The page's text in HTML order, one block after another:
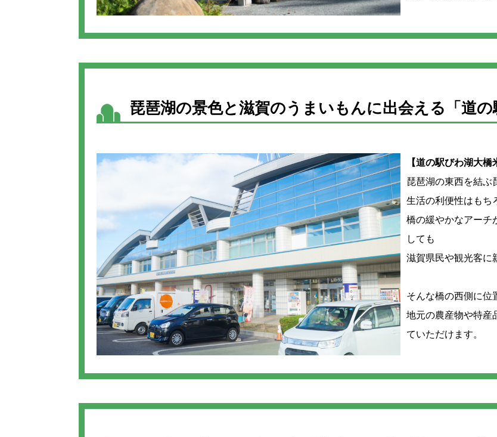
琵琶湖の景色と滋賀のうまいもんに出会える「道の
【道の駅びわ湖大橋
琵琶湖の東西を結ぶ
生活の利便性はもち
橋の緩やかなアーチ
しても
滋賀県民や観光客に
そんな橋の西側に位
地元の農産物や特産
ていただけます。